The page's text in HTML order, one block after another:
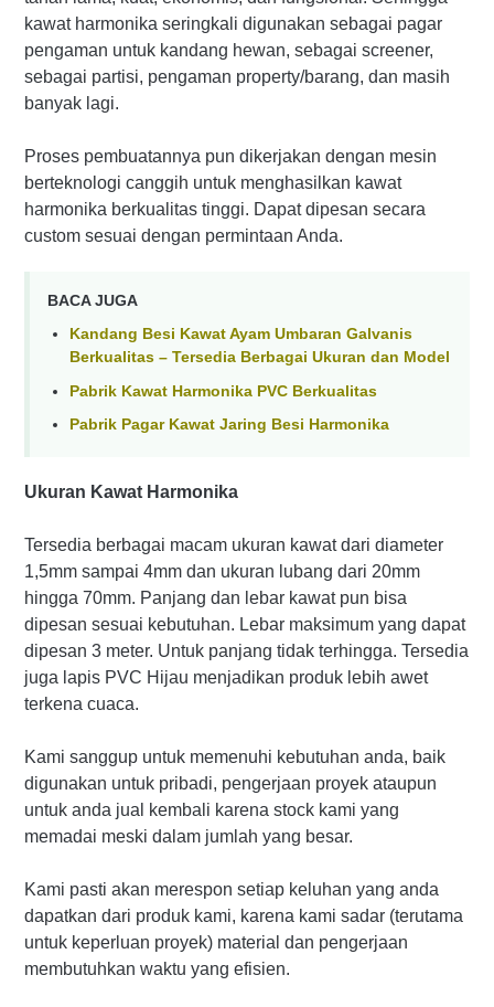
kawat harmonika seringkali digunakan sebagai pagar
pengaman untuk kandang hewan, sebagai screener,
sebagai partisi, pengaman property/barang, dan masih
banyak lagi.
Proses pembuatannya pun dikerjakan dengan mesin
berteknologi canggih untuk menghasilkan kawat
harmonika berkualitas tinggi. Dapat dipesan secara
custom sesuai dengan permintaan Anda.
BACA JUGA
Kandang Besi Kawat Ayam Umbaran Galvanis
Berkualitas – Tersedia Berbagai Ukuran dan Model
Pabrik Kawat Harmonika PVC Berkualitas
Pabrik Pagar Kawat Jaring Besi Harmonika
Ukuran Kawat Harmonika
Tersedia berbagai macam ukuran kawat dari diameter
1,5mm sampai 4mm dan ukuran lubang dari 20mm
hingga 70mm. Panjang dan lebar kawat pun bisa
dipesan sesuai kebutuhan. Lebar maksimum yang dapat
dipesan 3 meter. Untuk panjang tidak terhingga. Tersedia
juga lapis PVC Hijau menjadikan produk lebih awet
terkena cuaca.
Kami sanggup untuk memenuhi kebutuhan anda, baik
digunakan untuk pribadi, pengerjaan proyek ataupun
untuk anda jual kembali karena stock kami yang
memadai meski dalam jumlah yang besar.
Kami pasti akan merespon setiap keluhan yang anda
dapatkan dari produk kami, karena kami sadar (terutama
untuk keperluan proyek) material dan pengerjaan
membutuhkan waktu yang efisien.